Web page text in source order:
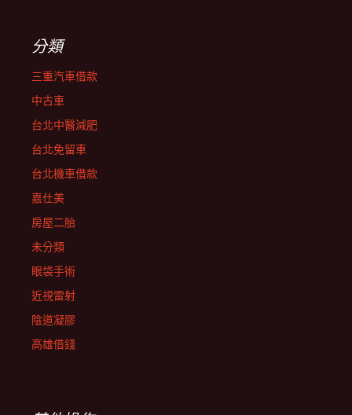
分類
三重汽車借款
中古車
台北中醫減肥
台北免留車
台北機車借款
嘉仕美
房屋二胎
未分類
眼袋手術
近視雷射
陰道凝膠
高雄借錢